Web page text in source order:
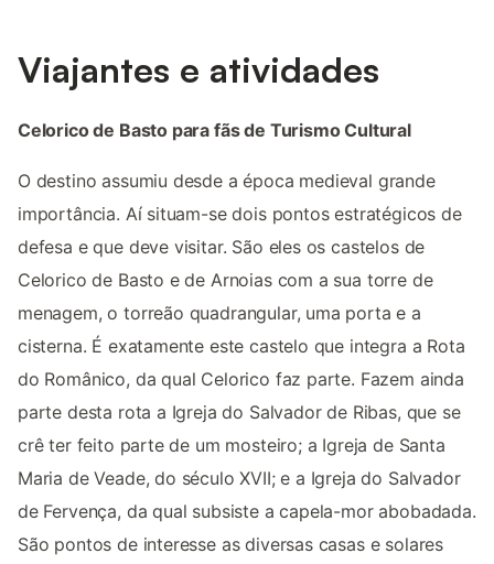
Viajantes e atividades
Celorico de Basto para fãs de Turismo Cultural
O destino assumiu desde a época medieval grande
importância. Aí situam-se dois pontos estratégicos de
defesa e que deve visitar. São eles os castelos de
Celorico de Basto e de Arnoias com a sua torre de
menagem, o torreão quadrangular, uma porta e a
cisterna. É exatamente este castelo que integra a Rota
do Românico, da qual Celorico faz parte. Fazem ainda
parte desta rota a Igreja do Salvador de Ribas, que se
crê ter feito parte de um mosteiro; a Igreja de Santa
Maria de Veade, do século XVII; e a Igreja do Salvador
de Fervença, da qual subsiste a capela-mor abobadada.
São pontos de interesse as diversas casas e solares